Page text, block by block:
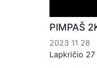
PIMPAŠ
2023 11 28
Lapkričio 27